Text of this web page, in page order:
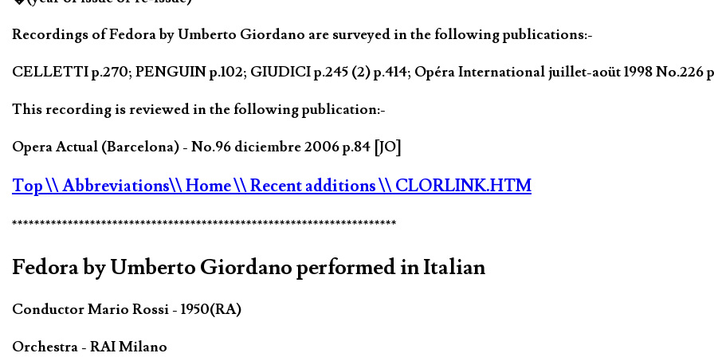
Recordings of Fedora by Umberto Giordano are surveyed in the following publications:-
CELLETTI p.270; PENGUIN p.102; GIUDICI p.245 (2) p.414; Opéra International juillet-aoüt 1998 No.226
This recording is reviewed in the following publication:-
Opera Actual (Barcelona) - No.96 diciembre 2006 p.84 [JO]
Top\\ Abbreviations\\ Home\\ Recent additions\\ CLORLINK.HTM
*********************************************************************
Fedora by Umberto Giordano performed in Italian
Conductor Mario Rossi - 1950(RA)
Orchestra - RAI Milano